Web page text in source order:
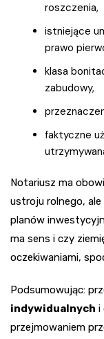
roszczenia,
istniejące
prawo
klasa
zabudowy,
faktyczne
Notariusz ma
ustroju rolnego, ale
planów
ma sens i czy
oczekiwaniami,
Podsumowując:
indywidualnych i
przejmowaniem